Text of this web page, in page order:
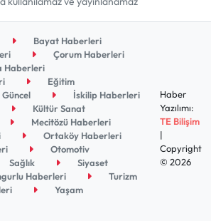
Bayat Haberleri
Çorum Haberleri
Haberleri
Eğitim
Güncel
İskilip Haberleri
Kültür Sanat
Mecitözü Haberleri
Ortaköy Haberleri
Otomotiv
Sağlık
Siyaset
Haberleri
Turizm
Yaşam
Haber
Yazılımı:
TE Bilişim
|
Copyright
© 2026